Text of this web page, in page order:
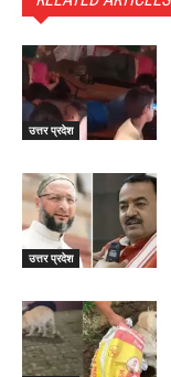
उत्तर प्रदेश
उत्तर प्रदेश